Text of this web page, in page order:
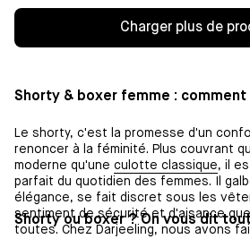
Charger plus de
Shorty & boxer femme :
Le shorty, c'est la promesse d'un
renoncer à la féminité. Plus couvrant
moderne qu'une culotte classique, il
parfait du quotidien des femmes. Il
élégance, se fait discret sous les
sentiment de sécurité et d'aisance
toutes. Chez Darjeeling, nous avons
Shorty ou boxer ? On vous dit